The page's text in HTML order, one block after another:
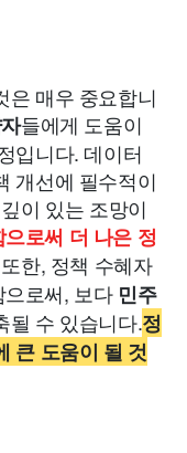
은 매우 중요합니
들에게 도움이
입니다. 데이터
개선에 필수적이
이 있는 조망이
로써 더 나은 정
또한, 정책 수혜자
로써, 보다 민주
될 수 있습니다.정
큰 도움이 될 것